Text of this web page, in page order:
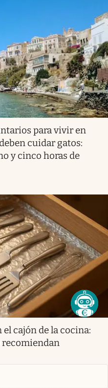
para vivir en
cuidar gatos:
y cinco horas de
cajón de la cocina:
recomiendan